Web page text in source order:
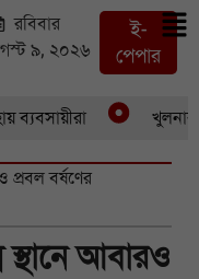
রবিবার
৯, ২০২৬
ই-
পেপার
খুলনার
প্রবল বর্ষণের
স্থানে আবারও